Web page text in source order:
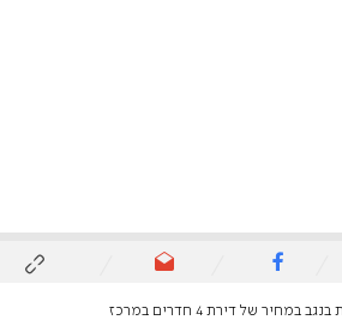
במחיר של דירת 4 חדרים במרכז